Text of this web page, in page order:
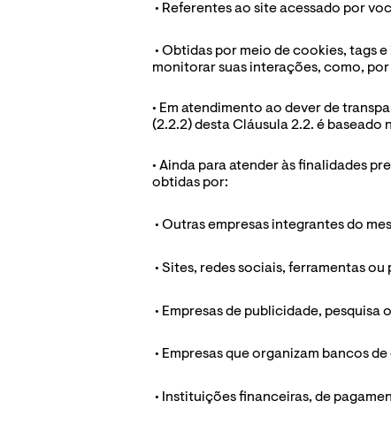
• Referentes ao site acessado por
• Obtidas por meio de cookies, tags
monitorar suas interações, como,
• Em atendimento ao dever de
(2.2.2) desta Cláusula 2.2. é
• Ainda para atender às finalidades
obtidas por:
• Outras empresas integrantes do
• Sites, redes sociais, ferramentas
• Empresas de publicidade,
• Empresas que organizam bancos de
• Instituições financeiras, de